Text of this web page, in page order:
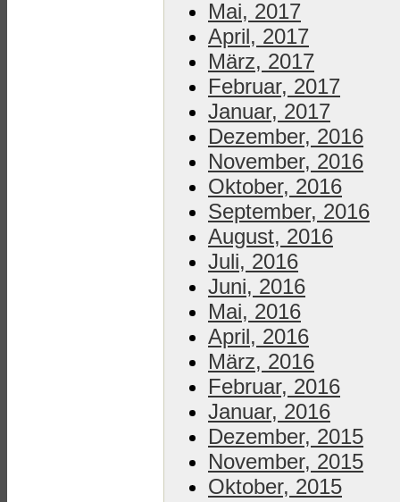
Mai, 2017
April, 2017
März, 2017
Februar, 2017
Januar, 2017
Dezember, 2016
November, 2016
Oktober, 2016
September, 2016
August, 2016
Juli, 2016
Juni, 2016
Mai, 2016
April, 2016
März, 2016
Februar, 2016
Januar, 2016
Dezember, 2015
November, 2015
Oktober, 2015